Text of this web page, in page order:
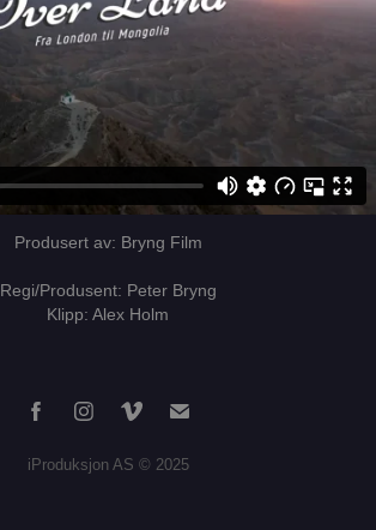
Produsert av: Bryng Film
Regi/Produsent: Peter Bryng
Klipp: Alex Holm
iProduksjon AS © 2025